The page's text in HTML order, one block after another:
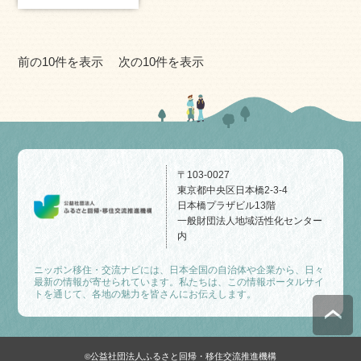
前の10件を表示 次の10件を表示
〒103-0027
東京都中央区日本橋2-3-4
日本橋プラザビル13階
一般財団法人地域活性化センター
内
ニッポン移住・交流ナビには、日本全国の自治体や企業から、日々
最新の情報が寄せられています。私たちは、この情報ポータルサイ
トを通じて、各地の魅力を皆さんにお伝えします。
©公益社団法人ふるさと回帰・移住交流推進機構